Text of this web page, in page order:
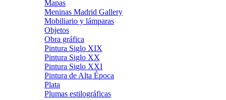
Mapas
Meninas Madrid Gallery
Mobiliario y lámparas
Objetos
Obra gráfica
Pintura Siglo XIX
Pintura Siglo XX
Pintura Siglo XXI
Pintura de Alta Época
Plata
Plumas estilográficas